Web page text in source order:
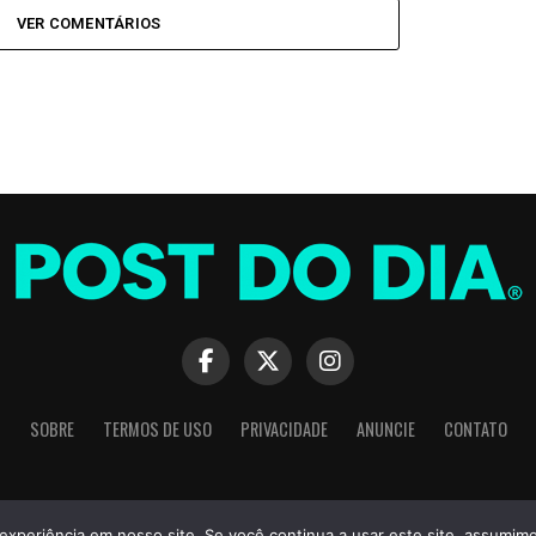
VER COMENTÁRIOS
SOBRE TERMOS DE USO PRIVACIDADE ANUNCIE CONTATO